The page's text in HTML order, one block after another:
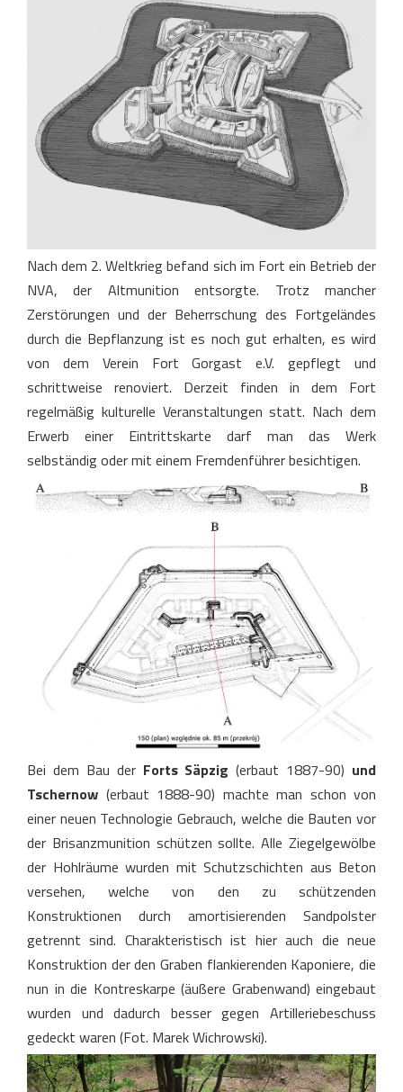
Nach dem 2. Weltkrieg befand sich im Fort ein Betrieb der
NVA, der Altmunition entsorgte. Trotz mancher
Zerstörungen und der Beherrschung des Fortgeländes
durch die Bepflanzung ist es noch gut erhalten, es wird
von dem Verein Fort Gorgast e.V. gepflegt und
schrittweise renoviert. Derzeit finden in dem Fort
regelmäßig kulturelle Veranstaltungen statt. Nach dem
Erwerb einer Eintrittskarte darf man das Werk
selbständig oder mit einem Fremdenführer besichtigen.
Bei dem Bau der Forts Säpzig (erbaut 1887-90) und
Tschernow (erbaut 1888-90) machte man schon von
einer neuen Technologie Gebrauch, welche die Bauten vor
der Brisanzmunition schützen sollte. Alle Ziegelgewölbe
der Hohlräume wurden mit Schutzschichten aus Beton
versehen, welche von den zu schützenden
Konstruktionen durch amortisierenden Sandpolster
getrennt sind. Charakteristisch ist hier auch die neue
Konstruktion der den Graben flankierenden Kaponiere, die
nun in die Kontreskarpe (äußere Grabenwand) eingebaut
wurden und dadurch besser gegen Artilleriebeschuss
gedeckt waren (Fot. Marek Wichrowski).